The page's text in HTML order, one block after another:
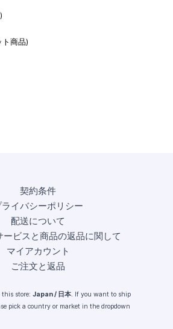
商品)
契約条件
ライバシーポリシー
配送について
ービスと商品の返品に関して
マイアカウント
ご注文と返品
store: Japan / 日本. If you want to ship
pick a country or market in the dropdown